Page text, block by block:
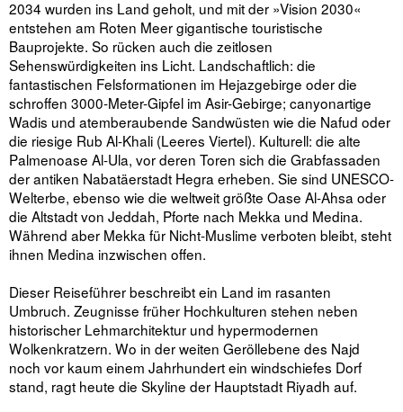
2034 wurden ins Land geholt, und mit der »Vision 2030«
entstehen am Roten Meer gigantische touristische
Bauprojekte. So rücken auch die zeitlosen
Sehenswürdigkeiten ins Licht. Landschaftlich: die
fantastischen Felsformationen im Hejazgebirge oder die
schroffen 3000-Meter-Gipfel im Asir-Gebirge; canyonartige
Wadis und atemberaubende Sandwüsten wie die Nafud oder
die riesige Rub Al-Khali (Leeres Viertel). Kulturell: die alte
Palmenoase Al-Ula, vor deren Toren sich die Grabfassaden
der antiken Nabatäerstadt Hegra erheben. Sie sind UNESCO-
Welterbe, ebenso wie die weltweit größte Oase Al-Ahsa oder
die Altstadt von Jeddah, Pforte nach Mekka und Medina.
Während aber Mekka für Nicht-Muslime verboten bleibt, steht
ihnen Medina inzwischen offen.
Dieser Reiseführer beschreibt ein Land im rasanten
Umbruch. Zeugnisse früher Hochkulturen stehen neben
historischer Lehmarchitektur und hypermodernen
Wolkenkratzern. Wo in der weiten Geröllebene des Najd
noch vor kaum einem Jahrhundert ein windschiefes Dorf
stand, ragt heute die Skyline der Hauptstadt Riyadh auf.